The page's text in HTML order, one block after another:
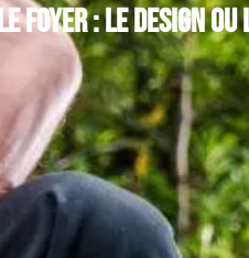
foyer : le design